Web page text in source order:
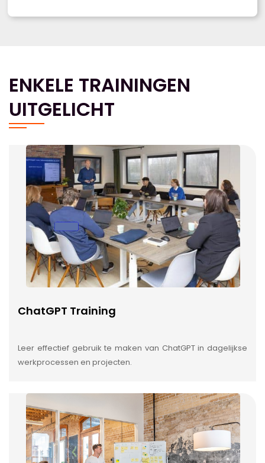
ENKELE TRAININGEN
UITGELICHT
ChatGPT Training
Leer effectief gebruik te maken van ChatGPT in dagelijkse
werkprocessen en projecten.